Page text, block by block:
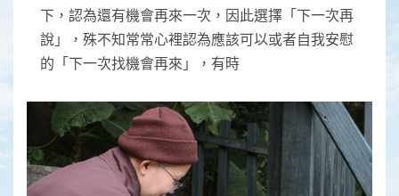
下，認為還有機會再來一次，因此選擇「下一次再
說」，殊不知常常心裡認為應該可以或者自我安慰
的「下一次找機會再來」，有時